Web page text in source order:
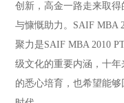
创新，高金一路走来取
与慷慨助力。SAIF MBA
聚力是SAIF MBA 2010
级文化的重要内涵，十
的悉心培育，也希望能